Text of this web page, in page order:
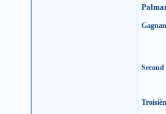
Second